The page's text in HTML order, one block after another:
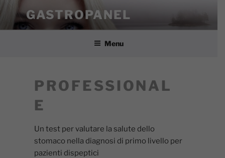
contenuto
GASTROPANEL
Menu
PROFESSIONAL
E
Un test per valutare la salute dello
stomaco nella diagnosi di primo livello per
pazienti dispeptici